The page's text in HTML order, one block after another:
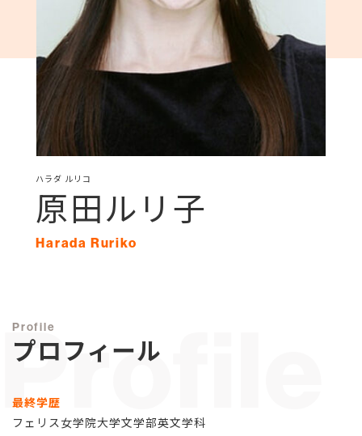
ハラダ ルリコ
原田ルリ子
Harada Ruriko
Profile
プロフィール
最終学歴
フェリス女学院大学文学部英文学科
Profile